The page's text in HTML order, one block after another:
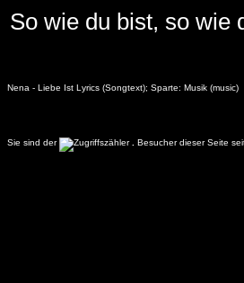
So wie du bist, so wie
Nena - Liebe Ist Lyrics (Songtext); Sparte: Musik (music)
Sie sind der . Besucher dieser Seite